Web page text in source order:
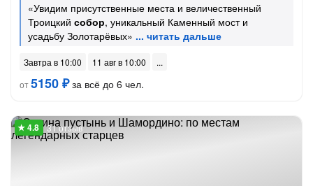
«Увидим присутственные места и величественный
Троицкий собор, уникальный Каменный мост и
усадьбу Золотарёвых»
Завтра в 10:00
11 авг в 10:00
от5150 ₽за всё до 6 чел.
31 отзыв